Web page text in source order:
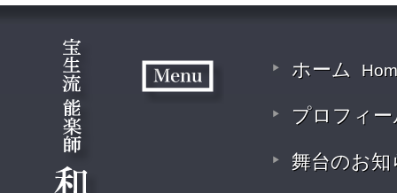
ホーム
プロフィ
舞台のお